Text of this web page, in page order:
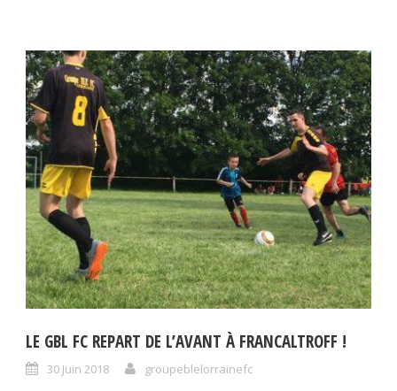
LE GBL FC REPART DE L’AVANT À FRANCALTROFF !
30 Juin 2018 groupeblelorrainefc